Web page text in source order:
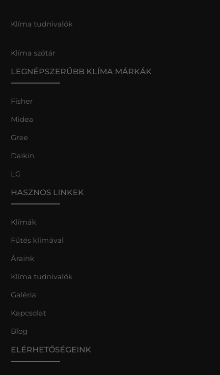
Klíma tudnivalók
Klíma szótár
LEGNÉPSZERŰBB KLÍMA MÁRKÁK
Fisher
Midea
Gree
Daikin
LG
HASZNOS LINKEK
Klímák
Fűtés klímával
Áraink
Klíma tudnivalók
Galéria
Kapcsolat
Blog
ELÉRHETŐSÉGEINK